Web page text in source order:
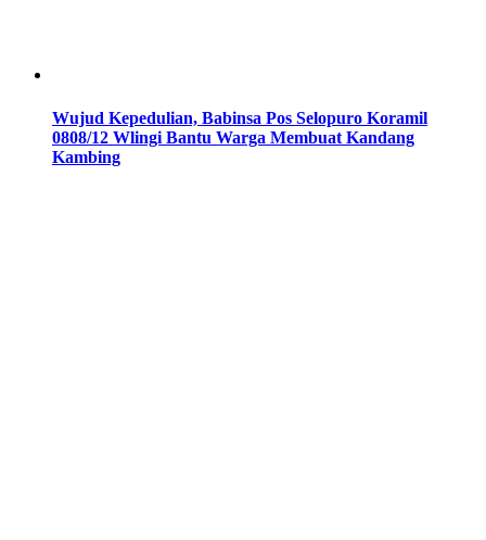
Wujud Kepedulian, Babinsa Pos Selopuro Koramil
0808/12 Wlingi Bantu Warga Membuat Kandang
Kambing